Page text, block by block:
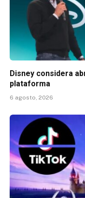
Disney considera
plataforma
6 agosto, 2026